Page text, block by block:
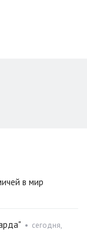
в мир
• сегодня,